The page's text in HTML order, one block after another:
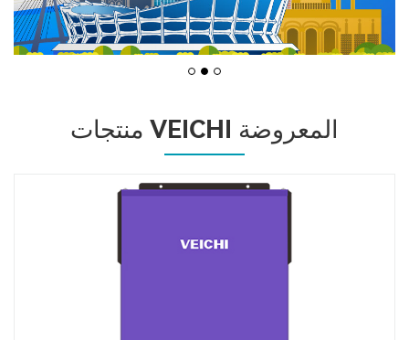
منتجات VEICHI المعروضة